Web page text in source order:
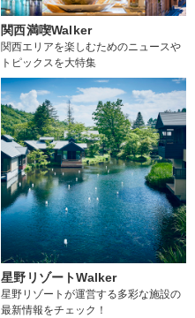
関西満喫Walker
関西エリアを楽しむためのニュースや
トピックスを大特集
星野リゾートWalker
星野リゾートが運営する多彩な施設の
最新情報をチェック！